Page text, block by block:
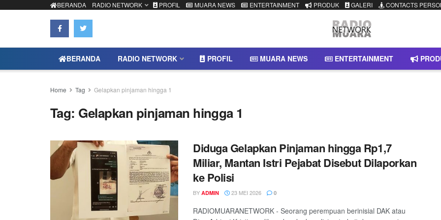
BERANDA RADIO NETWORK PROFIL MUARA NEWS ENTERTAINMENT PRODUK GALERI CONTACTS
BERANDA RADIO NETWORK PROFIL MUARA NEWS ENTERTAINMENT
Home Tag Gelapkan pinjaman hingga 1
Tag: Gelapkan pinjaman hingga 1
Diduga Gelapkan Pinjaman hingga Rp1,7
Miliar, Mantan Istri Pejabat Disebut Dilaporkan
ke Polisi
BY ADMIN 23 MEI 2026 0
RADIOMUARANETWORK - Seorang perempuan berinisial DAK atau